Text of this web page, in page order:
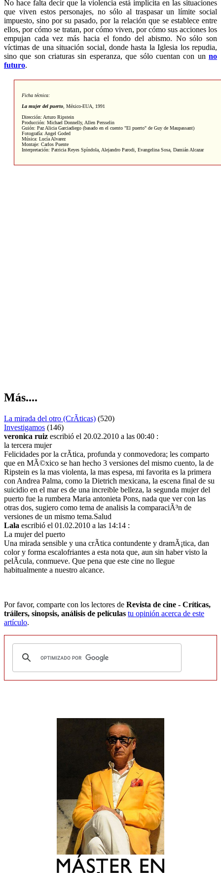
No hace falta decir que la violencia está implícita en las situaciones
que viven estos personajes, no sólo al traspasar un límite social
impuesto, sino por su pasado, por la relación que se establece entre
ellos, por cómo se tratan, por cómo viven, por cómo sus acciones los
empujan cada vez más hacia el fondo del abismo. No sólo son
víctimas de una situación social, donde hasta la Iglesia los repudia,
sino que son criaturas sin esperanza, que sólo cuentan con un no
futuro.
Ficha técnica:
La mujer del puerto México-EUA, 1991
Dirección: Arturo Ripstein
Producción: Michael Donnelly, Allen Persselin
Guión: Paz Alicia Garciadiego (basado en el cuento "El puerto" de Guy de Maupassant)
Fotografía: Angel Goded
Música: Lucía Alvarez
Montaje: Carlos Puente
Interpretación: Patricia Reyes Spíndola, Alejandro Parodi, Evangelina Sosa, Damián Alcazar
Más....
La mirada del otro (CrÃ­ticas) (520)
Investigamos (146)
veronica ruiz escribió el 20.02.2010 a las 00:40 :
la tercera mujer
Felicidades por la crÃ­tica, profunda y conmovedora; les comparto
que en MÃ©xico se han hecho 3 versiones del mismo cuento, la de
Ripstein es la mas violenta, la mas espesa, mi favorita es la primera
con Andrea Palma, como la Dietrich mexicana, la escena final de su
suicidio en el mar es de una increible belleza, la segunda mujer del
puerto fue la rumbera Maria antonieta Pons, nada que ver con las
otras dos, sugiero como tema de analisis la comparaciÃ³n de
versiones de un mismo tema.Salud
Lala escribió el 01.02.2010 a las 14:14 :
La mujer del puerto
Una mirada sensible y una crÃ­tica contundente y dramÃ¡tica, dan
color y forma escalofriantes a esta nota que, aun sin haber visto la
pelÃ­cula, conmueve. Que pena que este cine no llegue
habitualmente a nuestro alcance.
Por favor, comparte con los lectores de Revista de cine - Críticas,
tráilers, sinopsis, análisis de películas tu opinión acerca de este
artículo.